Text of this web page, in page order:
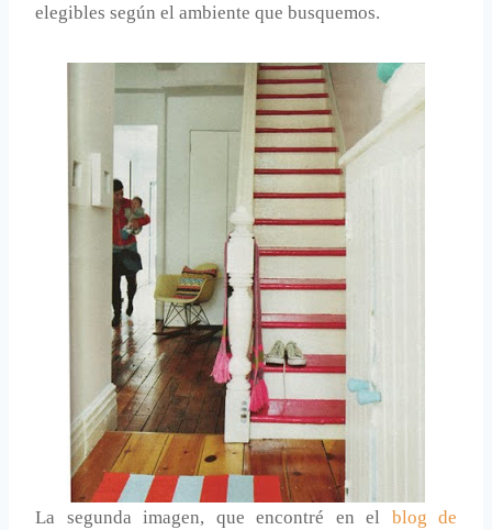
elegibles según el ambiente que busquemos.
La segunda imagen, que encontré en el blog de